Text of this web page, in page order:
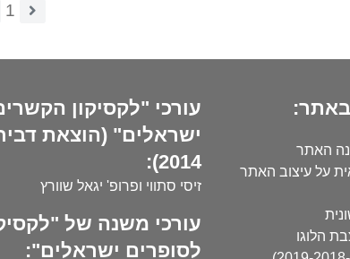
1
האתר
על עיצוב האתר
הלוגו
עורכי "לקסיקון
ישראלים" (הוצאת
2014):
זיסי סתווי ופרופ' יגאל שוורץ
עורכי משנה של
לסופרים ישראלים":